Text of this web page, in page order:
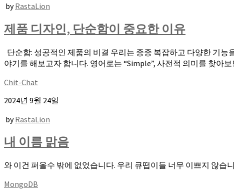
byRastaLion
제품 디자인, 단순함이 중요한 이유
단순함: 성공적인 제품의 비결 우리는 종종 복잡하고 다양한 기
야기를 해보고자 합니다. 영어로는 “Simple”, 사전적 의미를 찾아보
Chit-Chat
2024년 9월 24일
byRastaLion
내 이름 맑음
와 이건 퍼올수 밖에 없었습니다. 우리 큐떱이들 너무 이쁘지 않습
MongoDB